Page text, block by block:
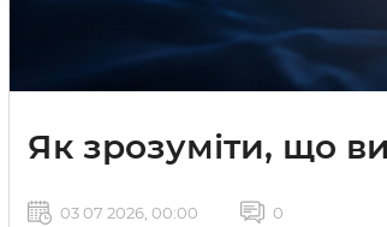
Як зрозуміти, що
03 07 2026, 00:00 0